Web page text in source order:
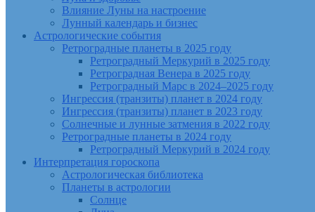
Влияние Луны на настроение
Лунный календарь и бизнес
Астрологические события
Ретроградные планеты в 2025 году
Ретроградный Меркурий в 2025 году
Ретроградная Венера в 2025 году
Ретроградный Марс в 2024–2025 году
Ингрессия (транзиты) планет в 2024 году
Ингрессия (транзиты) планет в 2023 году
Солнечные и лунные затмения в 2022 году
Ретроградные планеты в 2024 году
Ретроградный Меркурий в 2024 году
Интерпретация гороскопа
Астрологическая библиотека
Планеты в астрологии
Солнце